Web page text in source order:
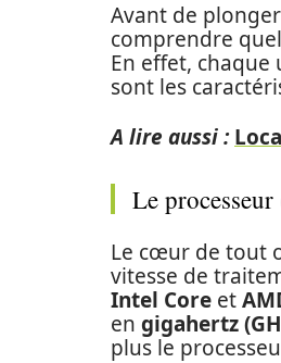
Avant de
comprendre
En effet, chaque
sont les
A lire aussi :
Le
Le cœur de tout
vitesse de
Intel Core et
en gigahertz
plus le